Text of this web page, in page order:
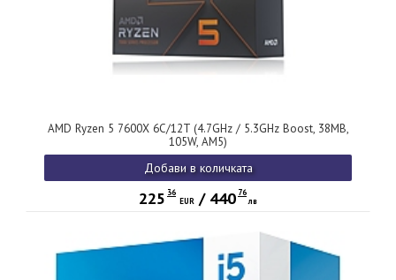
AMD Ryzen 5 7600X 6C/12T (4.7GHz / 5.3GHz Boost, 38MB,
105W, AM5)
Добави в количката
225 36
EUR / 440 76
лв